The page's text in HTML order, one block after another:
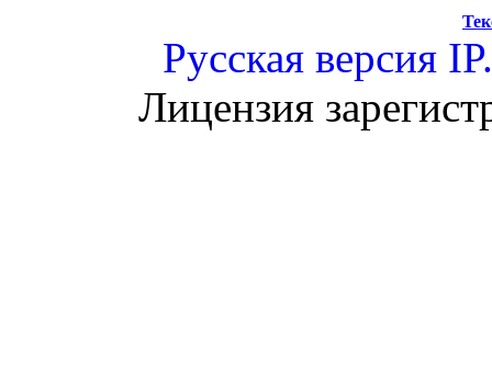
Русская версия
Лицензия